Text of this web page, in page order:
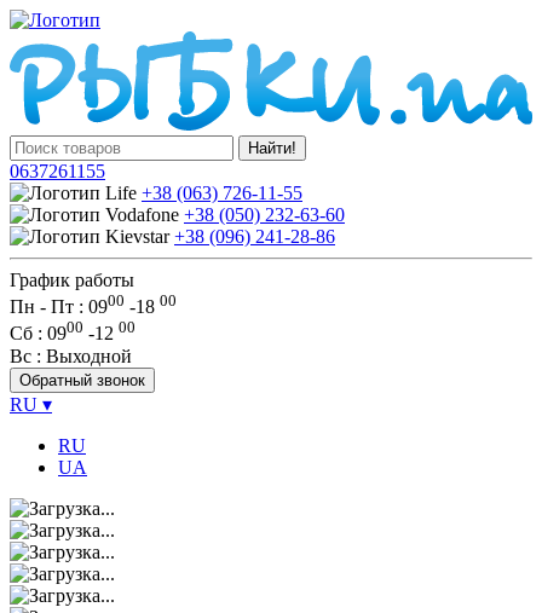
Найти!
0637261155
+38 (063) 726-11-55
+38 (050) 232-63-60
+38 (096) 241-28-86
График работы
Пн - Пт : 0900 -18 00
Сб : 0900 -12 00
Вс : Выходной
Обратный звонок
RU ▾
RU
UA